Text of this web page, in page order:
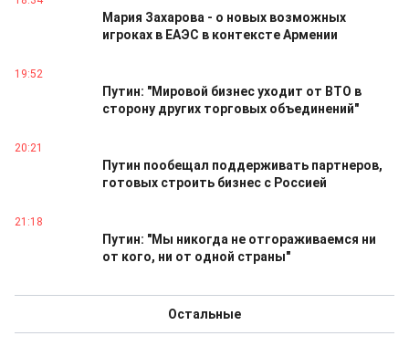
Мария Захарова - о новых возможных
игроках в ЕАЭС в контексте Армении
19:52
Путин: "Мировой бизнес уходит от ВТО в
сторону других торговых объединений"
20:21
Путин пообещал поддерживать партнеров,
готовых строить бизнес с Россией
21:18
Путин: "Мы никогда не отгораживаемся ни
от кого, ни от одной страны"
Остальные